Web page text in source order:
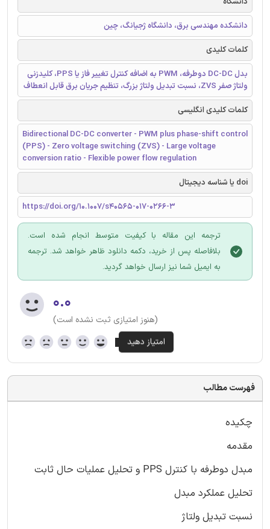
دانشکده مهندسی برق، دانشگاه ژجیانگ، چین
کلمات کلیدی
بدل DC-DC دوطرفه، PWM به اضافه کنترل تغییر فاز یا PPS، کلیدزنی
ولتاژ صفر ZVS، نسبت تبدیل ولتاژ بزرگ، تنظیم جریان برق قابل انعطاف
کلمات کلیدی انگلیسی
Bidirectional DC-DC converter - PWM plus phase-shift control
(PPS) - Zero voltage switching (ZVS) - Large voltage
conversion ratio - Flexible power flow regulation
doi یا شناسه دیجیتال
https://doi.org/10.1007/s40565-017-0266-3
ترجمه این مقاله با کیفیت متوسط انجام شده است.
بلافاصله پس از خرید، دکمه دانلود ظاهر خواهد شد. ترجمه
به ایمیل شما نیز ارسال خواهد گردید.
۰.۰
(هنوز امتیازی ثبت نشده است)
فهرست مطالب
چکیده
مقدمه
مبدل دوطرفه با کنترل PPS و تحلیل عملیات حال ثابت
تحلیل عملکرد مبدل
نسبت تبدیل ولتاژ